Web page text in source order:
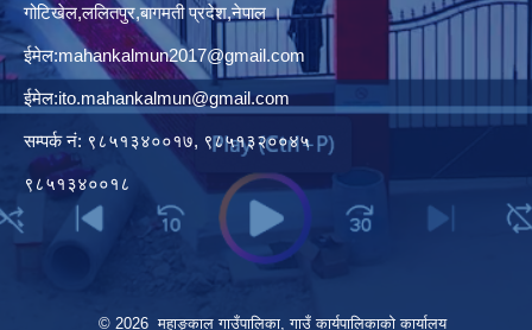
गोटिखेल,ललितपुर,बागमती प्रदेश,नेपाल ।
ईमेल:mahankalmun2017@gmail.com
ईमेल:ito.mahankalmun@gmail.com
सम्पर्क नं: ९८५१३४००१७, ९८५१३२००४५
९८५१३४००१८
© 2026 महाङ्काल गाउँपालिका, गाउँ कार्यपालिकाको कार्यालय